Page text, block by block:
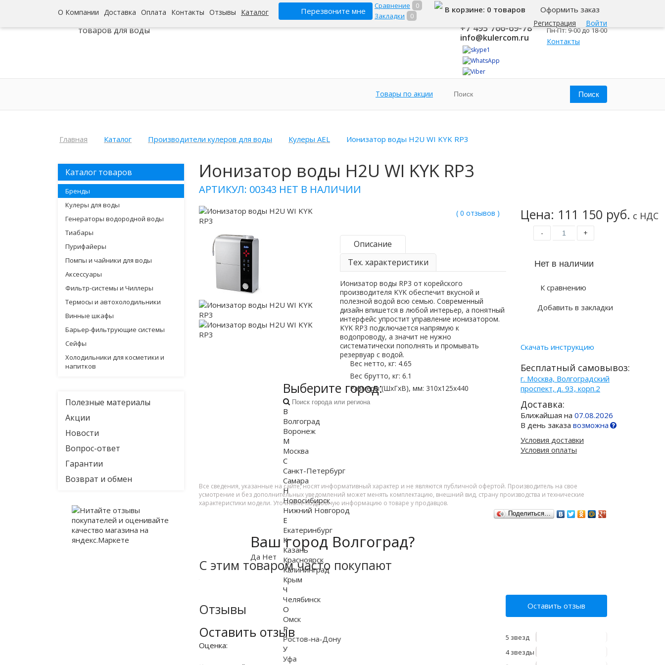
О Компании Доставка Оплата Контакты Отзывы Каталог Перезвоните мне
Сравнение
0
Закладки
0
Регистрация Войти
В корзине: 0 товаров Оформить заказ
Интернет-гипермаркет
товаров для воды
8 800 500-345-1
+7 495 766-69-78
info@kulercom.ru
Москва
Пн-Пт: 9-00 до 18-00
Контакты
Товары по акции
Главная Каталог Производители кулеров для воды Кулеры AEL Ионизатор воды H2U WI KYK RP3
Каталог товаров
Бренды
Кулеры для воды
Генераторы водородной воды
Тиабары
Пурифайеры
Помпы и чайники для воды
Аксессуары
Фильтр-системы и Чиллеры
Термосы и автохолодильники
Винные шкафы
Барьер-фильтрующие системы
Сейфы
Холодильники для косметики и
напитков
Полезные материалы
Акции
Новости
Вопрос-ответ
Гарантии
Возврат и обмен
Ионизатор воды H2U WI KYK RP3
АРТИКУЛ: 00343 НЕТ В НАЛИЧИИ
Цена: 111 150 руб. с НДС
- +
К сравнению
Добавить в закладки
Скачать инструкцию
Бесплатный самовывоз:
г. Москва, Волгоградский
проспект, д. 93, корп.2
Доставка:
Ближайшая на 07.08.2026
В день заказа возможна
Условия доставки
Условия оплаты
( 0 отзывов )
Описание
Тех. характеристики
Ионизатор воды RP3 от корейского
производителя KYK обеспечит вкусной и
полезной водой всю семью. Современный
дизайн впишется в любой интерьер, а понятный
интерфейс упростит управление ионизатором.
KYK RP3 подключается напрямую к
водопроводу, а значит не нужно
систематически пополнять и промывать
резервуар с водой.
Вес нетто, кг: 4.65
Вес брутто, кг: 6.1
Размеры (ШхГхВ), мм: 310х125х440
Все сведения, указанные на сайте, носят информативный характер и не являются публичной офертой. Производитель на свое
усмотрение и без дополнительных уведомлений может менять комплектацию, внешний вид, страну производства и технические
характеристики модели. Уточняйте подробную информацию о товаре у продавцов.
Поделиться…
С этим товаром часто покупают
Отзывы
Оставить отзыв
Оценка:
Оставить отзыв
5 звезд
4 звезды
Ваш город Волгоград?
Да Нет
Выберите город:
В
Волгоград
Воронеж
М
Москва
С
Санкт-Петербург
Самара
Н
Новосибирск
Нижний Новгород
Е
Екатеринбург
К
Казань
Красноярск
Калининград
Крым
Ч
Челябинск
О
Омск
Р
Ростов-на-Дону
У
Уфа